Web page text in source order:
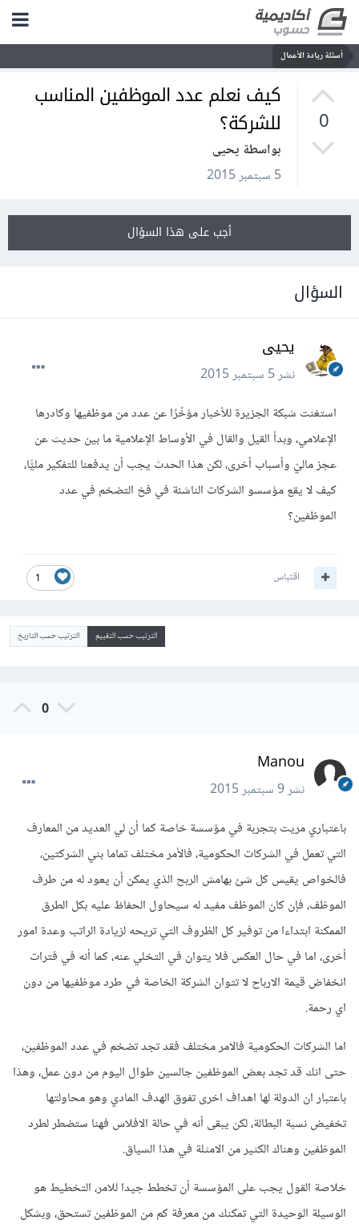
أسئلة ريادة الأعمال
0
كيف نعلم عدد الموظفين المناسب
للشركة؟
بواسطة يحيى
5 سبتمبر 2015
أجب على هذا السؤال
السؤال
يحيى
نشر5 سبتمبر 2015
استغنت شبكة الجزيرة للأخبار مؤخّرًا عن عدد من موظفيها وكادرها
الإعلامي، وبدأ القيل والقال في الأوساط الإعلامية ما بين حديث عن
عجز ماليّ وأسباب أخرى، لكن هذا الحدث يجب أن يدفعنا للتفكير مليًّا،
كيف لا يقع مؤسسو الشركات الناشئة في فخ التضخم في عدد
الموظفين؟
1 اقتباس
الترتيب حسب التقييم الترتيب حسب التاريخ
0
Manou
نشر9 سبتمبر 2015
باعتباري مريت بتجربة في مؤسسة خاصة كما أن لي العديد من المعارف
التي تعمل في الشركات الحكومية، فالأمر مختلف تماما بني الشركتين،
فالخواص يقيس كل شئ بهامش الربح الذي يمكن أن يعود له من طرف
الموظف، فإن كان الموظف مفيد له سيحاول الحفاظ عليه بكل الطرق
الممكنة ابتداءا من توفير كل الظروف التي تريحه لزيادة الراتب وعدة امور
أخرى، اما في حال العكس فلا يتوان في التخلي عنه، كما أنه في فترات
انخفاض قيمة الارباح لا تتوان الشركة الخاصة في طرد موظفيها من دون
اي رحمة.
اما الشركات الحكومية فالامر مختلف فقد تجد تضخم في عدد الموظفين،
حتى انك قد تجد بعض الموظفين جالسين طوال اليوم من دون عمل، وهذا
باعتبار ان الدولة لها اهداف اخرى تفوق الهدف المادي وهو محاولتها
تخفيض نسبة البطالة، لكن يبقى أنه في حالة الافلاس فهنا ستضطر لطرد
الموظفين وهناك الكثير من الامثلة في هذا السياق.
خلاصة القول يجب على المؤسسة أن تخطط جيدا للامر، التخطيط هو
الوسيلة الوحيدة التي تمكنك من معرفة كم من الموظفين تستحق، وبشكل